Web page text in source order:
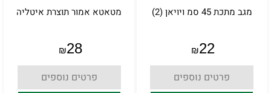
מגב מתכת 45 סמ ויויאן (2)
₪22
פרטים נוספים
מטאטא אמור תוצרת איטליה
₪28
פרטים נוספים